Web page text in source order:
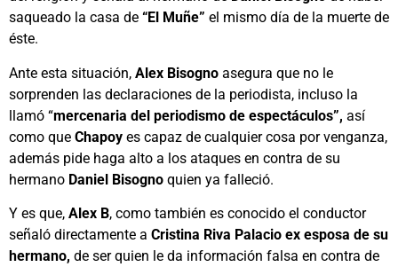
saqueado la casa de “El Muñe” el mismo día de la muerte de
éste.
Ante esta situación, Alex Bisogno asegura que no le
sorprenden las declaraciones de la periodista, incluso la
llamó “mercenaria del periodismo de espectáculos”, así
como que Chapoy es capaz de cualquier cosa por venganza,
además pide haga alto a los ataques en contra de su
hermano Daniel Bisogno quien ya falleció.
Y es que, Alex B, como también es conocido el conductor
señaló directamente a Cristina Riva Palacio ex esposa de su
hermano, de ser quien le da información falsa en contra de